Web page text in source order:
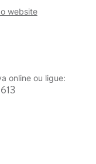
website
online ou ligue: